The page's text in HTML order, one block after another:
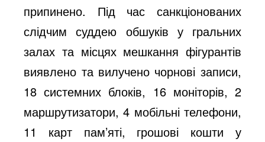
припинено. Під час санкціонованих
слідчим суддею обшуків у гральних
залах та місцях мешкання фігурантів
виявлено та вилучено чорнові записи,
18 системних блоків, 16 моніторів, 2
маршрутизатори, 4 мобільні телефони,
11 карт пам’яті, грошові кошти у